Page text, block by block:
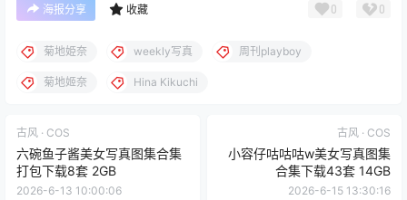
海报分享 收藏 0 0
菊地姫奈 weekly写真 周刊playboy
菊地姬奈 Hina Kikuchi
古风 · COS
六碗鱼子酱美女写真图集合集
打包下载8套 2GB
2026-6-13 10:00:06
古风 · COS
小容仔咕咕咕w美女写真图集
合集下载43套 14GB
2026-6-15 13:30:16